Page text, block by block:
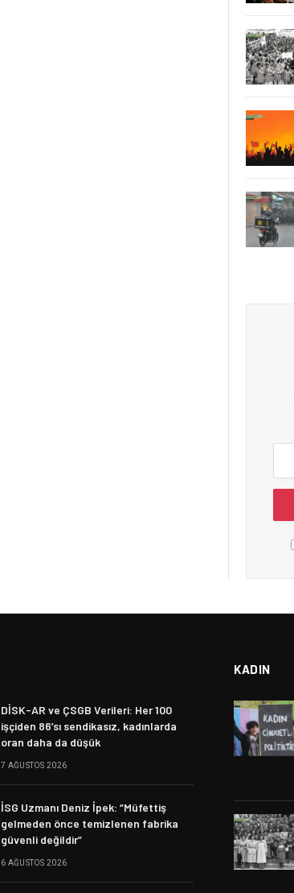
DİSK-AR ve ÇSGB Verileri: Her 100
işçiden 86’sı sendikasız, kadınlarda
oran daha da düşük
7 AĞUSTOS 2026
İSG Uzmanı Deniz İpek: “Müfettiş
gelmeden önce temizlenen fabrika
güvenli değildir”
6 AĞUSTOS 2026
KADIN